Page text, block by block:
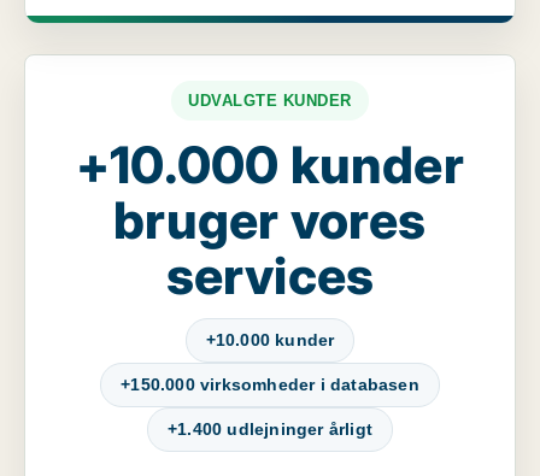
UDVALGTE KUNDER
+10.000 kunder
bruger vores
services
+10.000 kunder
+150.000 virksomheder i databasen
+1.400 udlejninger årligt